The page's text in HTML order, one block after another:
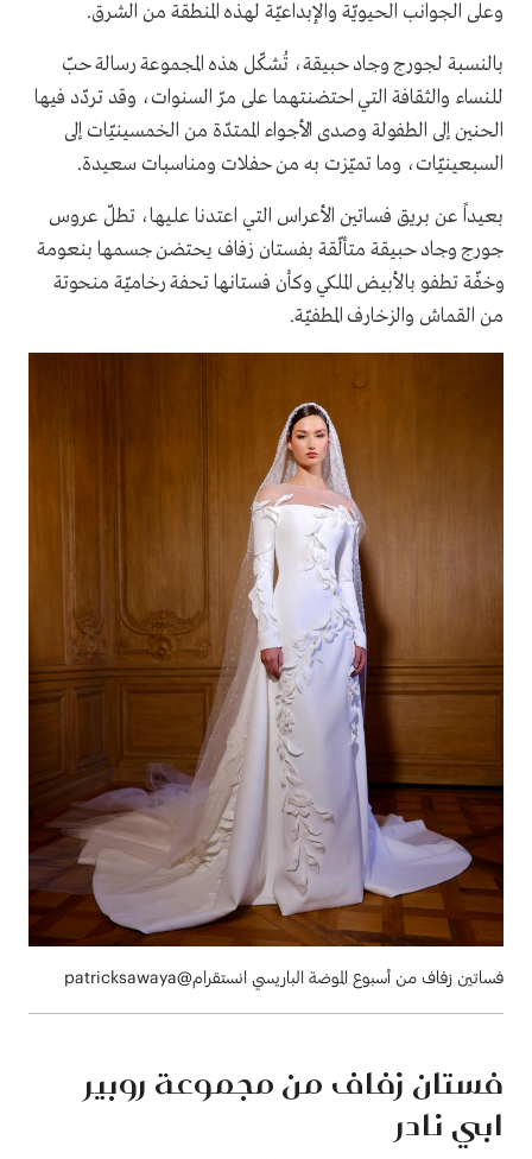
وعلى الجوانب الحيويّة والإبداعيّة لهذه المنطقة من الشرق.
بالنسبة لجورج وجاد حبيقة، تُشكّل هذه المجموعة رسالة حبّ
للنساء والثقافة التي احتضنتهما على مرّ السنوات، وقد تردّد فيها
الحنين إلى الطفولة وصدى الأجواء الممتدّة من الخمسينيّات إلى
السبعينيّات، وما تميّزت به من حفلات ومناسبات سعيدة.
بعيداً عن بريق فساتين الأعراس التي اعتدنا عليها، تطلّ عروس
جورج وجاد حبيقة متألّقة بفستان زفاف يحتضن جسمها بنعومة
وخفّة تطفو بالأبيض الملكي وكأن فستانها تحفة رخاميّة منحوتة
من القماش والزخارف المطفيّة.
فساتين زفاف من أسبوع الموضة الباريسي انستقرام@patricksawaya
فستان زفاف من مجموعة روبير
ابي نادر